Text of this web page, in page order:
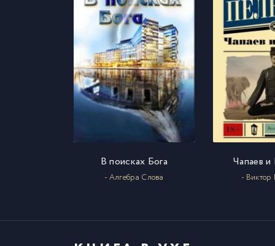
18
19
20
21
22
В поисках Бога
- Алгебра Слова
Чапаев
- Виктор